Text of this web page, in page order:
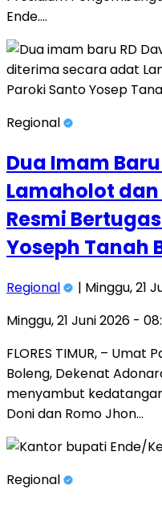
Ende….
Regional
Dua Imam
Lamaholot
Resmi
Yoseph Tanah
Regional
| Minggu, 21
Minggu, 21 Juni 2026 -
FLORES TIMUR, – Umat
Boleng, Dekenat
menyambut
Doni dan Romo Jhon…
Regional